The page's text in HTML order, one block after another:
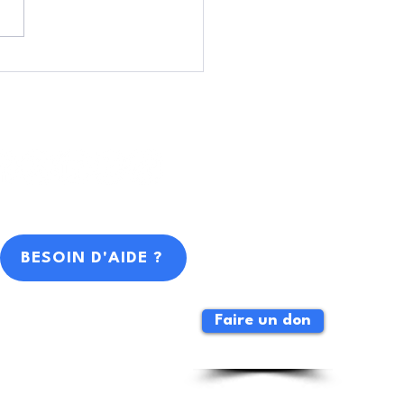
Faire un don
BESOIN D'AIDE ?